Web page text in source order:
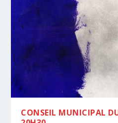
CONSEIL MUNICIPAL